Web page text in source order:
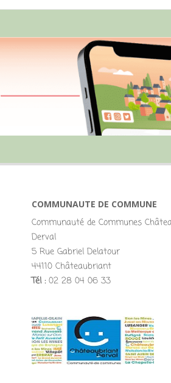
COMMUNAUTE DE COMMUNE
Communauté de Communes
Derval
5 Rue Gabriel Delatour
44110 Châteaubriant
Tél :02 28 04 06 33